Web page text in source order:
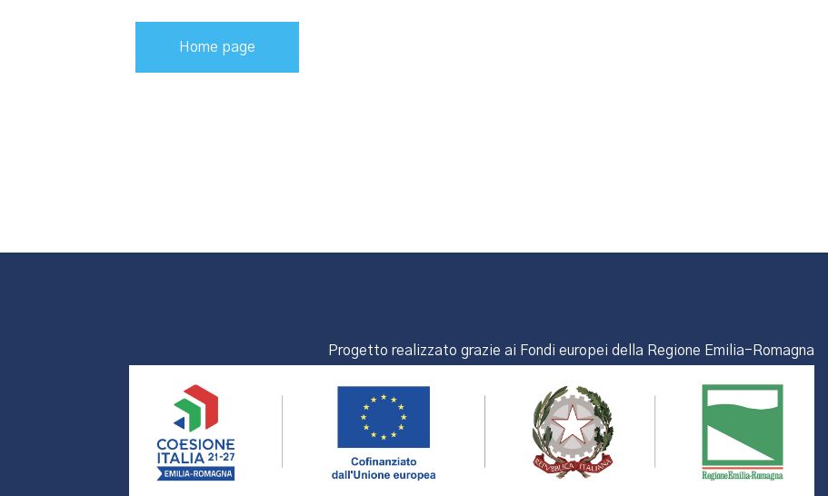
Home page
Progetto realizzato grazie ai Fondi europei della Regione Emilia-Romagna